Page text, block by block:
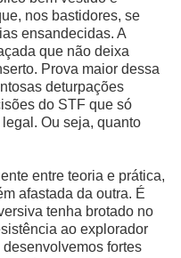
nos bastidores, se
ensandecidas. A
que não deixa
Prova maior dessa
deturpações
do STF que só
Ou seja, quanto
entre teoria e prática,
afastada da outra. É
tenha brotado no
ao explorador
fortes